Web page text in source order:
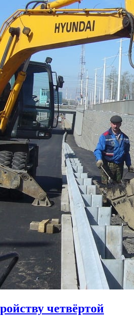
четвёртой